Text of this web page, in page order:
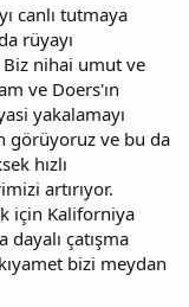
canlı tutmaya
rüyayı
Biz nihai umut ve
ve Doers'ın
yakalamayı
görüyoruz ve bu da
hızlı
artırıyor.
için Kaliforniya
çatışma
bizi meydan